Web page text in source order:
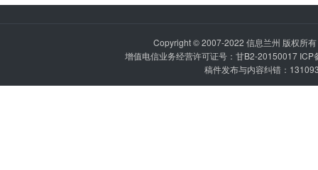
Copyright © 2007-2022 信息兰州 版权所
增值电信业务经营许可证号：甘B2-20150017 ICP
稿件发布与内容纠错：